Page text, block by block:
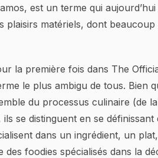
est un terme qui
plaisirs matériels, dont
la première fois dans The
le plus ambigu de tous. Bien
du processus culinaire (de
se distinguent en se définissant
dans un ingrédient, un
des foodies spécialisés dans la